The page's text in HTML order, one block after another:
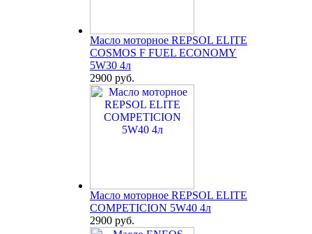
Масло моторное REPSOL ELITE
COSMOS F FUEL ECONOMY
5W30 4л
2900 руб.
Масло моторное REPSOL ELITE
COMPETICION 5W40 4л
2900 руб.